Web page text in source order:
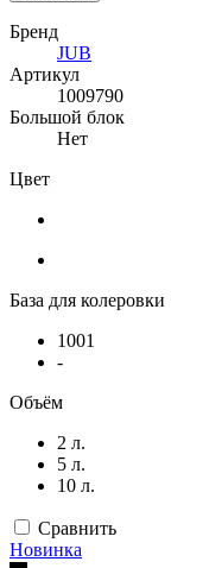
Бренд
JUB
Артикул
1009790
Большой блок
Нет
Цвет
База для колеровки
1001
-
Объём
2 л.
5 л.
10 л.
Сравнить
Новинка